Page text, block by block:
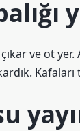
çıkar ve ot